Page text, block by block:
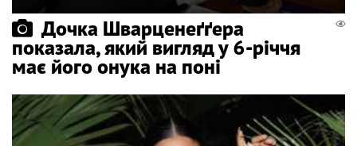
Дочка Шварценеґґера
показала, який вигляд у 6-річчя
має його онука на поні